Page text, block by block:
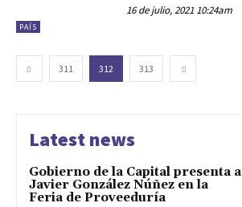
PAÍS
16 de julio, 2021 10:24am
311 312 313
Latest news
Gobierno de la Capital presenta a
Javier González Núñez en la
Feria de Proveeduría